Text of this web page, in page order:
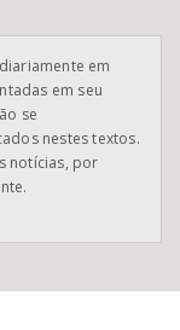
em
em seu
se
nestes textos.
notícias, por